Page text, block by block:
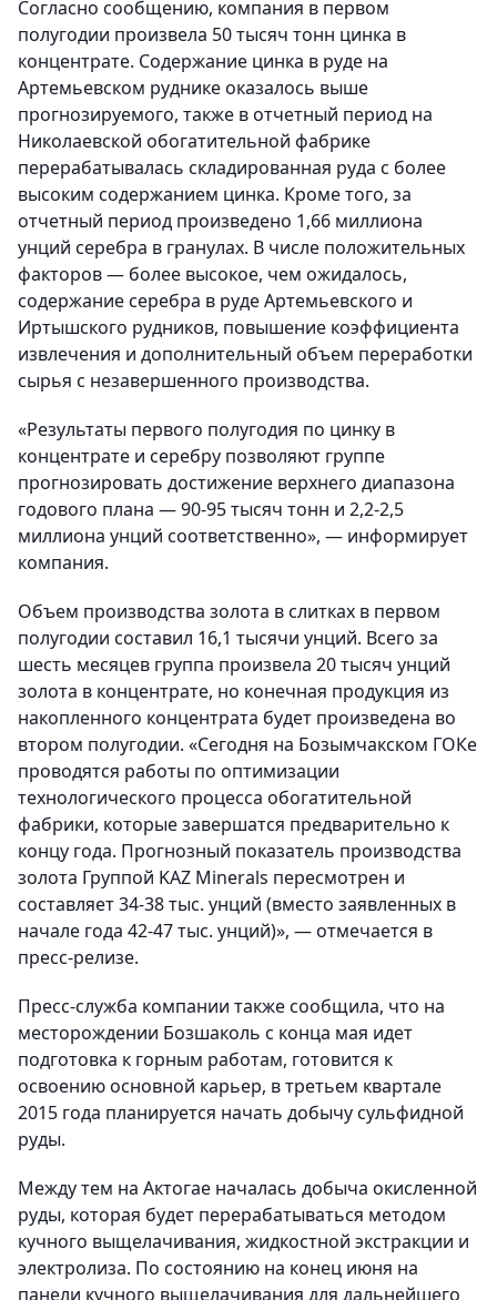
Согласно сообщению, компания в первом
полугодии произвела 50 тысяч тонн цинка в
концентрате. Содержание цинка в руде на
Артемьевском руднике оказалось выше
прогнозируемого, также в отчетный период на
Николаевской обогатительной фабрике
перерабатывалась складированная руда с более
высоким содержанием цинка. Кроме того, за
отчетный период произведено 1,66 миллиона
унций серебра в гранулах. В числе положительных
факторов — более высокое, чем ожидалось,
содержание серебра в руде Артемьевского и
Иртышского рудников, повышение коэффициента
извлечения и дополнительный объем переработки
сырья с незавершенного производства.
«Результаты первого полугодия по цинку в
концентрате и серебру позволяют группе
прогнозировать достижение верхнего диапазона
годового плана — 90-95 тысяч тонн и 2,2-2,5
миллиона унций соответственно», — информирует
компания.
Объем производства золота в слитках в первом
полугодии составил 16,1 тысячи унций. Всего за
шесть месяцев группа произвела 20 тысяч унций
золота в концентрате, но конечная продукция из
накопленного концентрата будет произведена во
втором полугодии. «Сегодня на Бозымчакском ГОКе
проводятся работы по оптимизации
технологического процесса обогатительной
фабрики, которые завершатся предварительно к
концу года. Прогнозный показатель производства
золота Группой KAZ Minerals пересмотрен и
составляет 34-38 тыс. унций (вместо заявленных в
начале года 42-47 тыс. унций)», — отмечается в
пресс-релизе.
Пресс-служба компании также сообщила, что на
месторождении Бозшаколь с конца мая идет
подготовка к горным работам, готовится к
освоению основной карьер, в третьем квартале
2015 года планируется начать добычу сульфидной
руды.
Между тем на Актогае началась добыча окисленной
руды, которая будет перерабатываться методом
кучного выщелачивания, жидкостной экстракции и
электролиза. По состоянию на конец июня на
панели кучного выщелачивания для дальнейшего